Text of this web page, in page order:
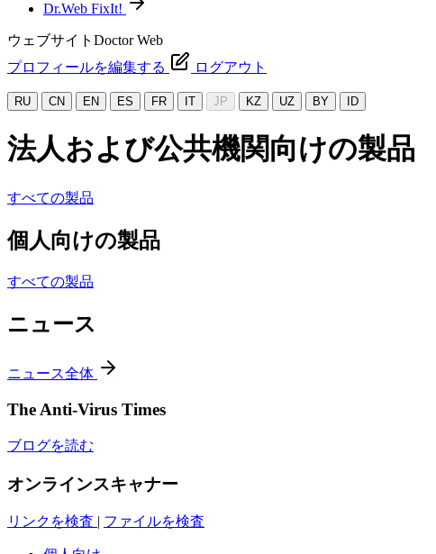
Dr.Web FixIt!
ウェブサイトDoctor Web
プロフィールを編集する
ログアウト
RU CN EN ES FR IT JP KZ UZ BY ID
法人および公共機関向けの製品
すべての製品
個人向けの製品
すべての製品
ニュース
ニュース全体
The Anti-Virus Times
ブログを読む
オンラインスキャナー
リンクを検査 | ファイルを検査